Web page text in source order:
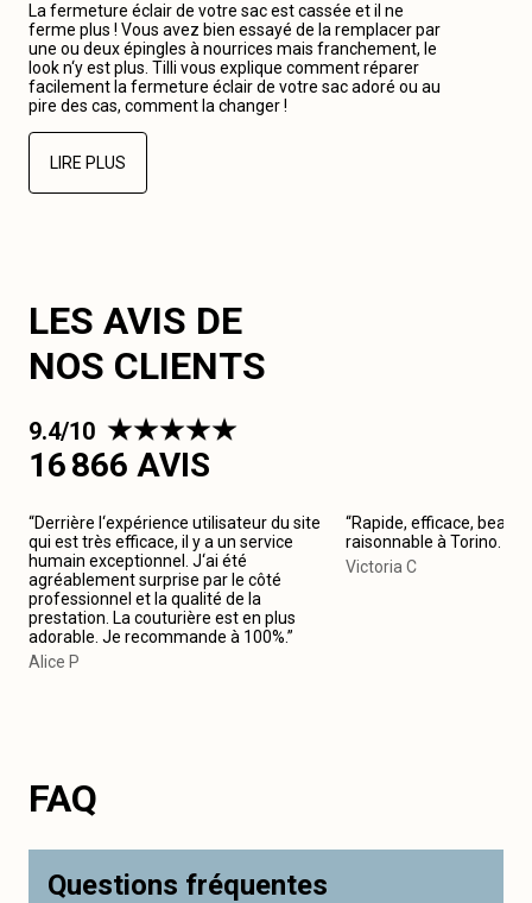
La fermeture éclair de votre sac est cassée et il ne
ferme plus ! Vous avez bien essayé de la remplacer par
une ou deux épingles à nourrices mais franchement, le
look n‘y est plus. Tilli vous explique comment réparer
facilement la fermeture éclair de votre sac adoré ou au
pire des cas, comment la changer !
LIRE PLUS
LES AVIS DE
NOS CLIENTS
9.4/10
16 866 AVIS
“Derrière l‘expérience utilisateur du site
qui est très efficace, il y a un service
humain exceptionnel. J‘ai été
agréablement surprise par le côté
professionnel et la qualité de la
prestation. La couturière est en plus
adorable. Je recommande à 100%.”
Alice P
“Rapide, efficace, beau
raisonnable à Torino. Je
Victoria C
FAQ
Questions fréquentes